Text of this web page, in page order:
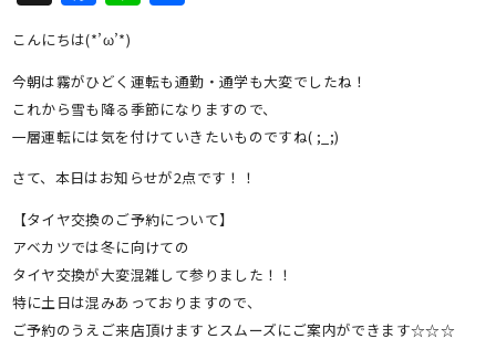
こんにちは(*’ω’*)
今朝は霧がひどく運転も通勤・通学も大変でしたね！
これから雪も降る季節になりますので、
一層運転には気を付けていきたいものですね( ;_;)
さて、本日はお知らせが2点です！！
【タイヤ交換のご予約について】
アベカツでは冬に向けての
タイヤ交換が大変混雑して参りました！！
特に土日は混みあっておりますので、
ご予約のうえご来店頂けますとスムーズにご案内ができます☆☆☆